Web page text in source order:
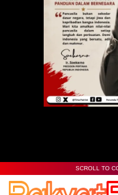
SCROLL TO